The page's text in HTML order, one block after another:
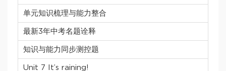
单元知识梳理与能力整合
最新3年中考名题诠释
知识与能力同步测控题
Unit 7 It’s raining!